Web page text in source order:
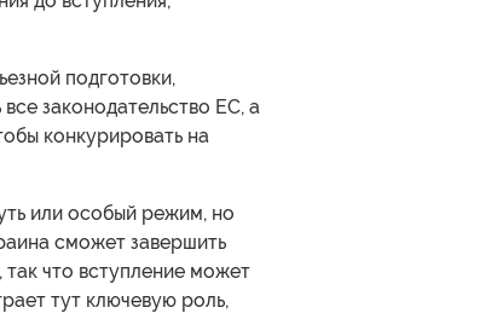
подготовки,
законодательство ЕС, а
конкурировать на
или особый режим, но
сможет завершить
так что вступление может
тут ключевую роль,